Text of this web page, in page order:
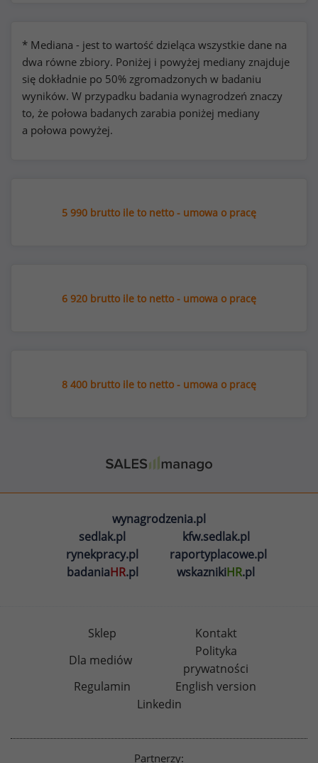
* Mediana - jest to wartość dzieląca wszystkie dane na
dwa równe zbiory. Poniżej i powyżej mediany znajduje
się dokładnie po 50% zgromadzonych w badaniu
wyników. W przypadku badania wynagrodzeń znaczy
to, że połowa badanych zarabia poniżej mediany
a połowa powyżej.
5 990 brutto ile to netto - umowa o pracę
6 920 brutto ile to netto - umowa o pracę
8 400 brutto ile to netto - umowa o pracę
wynagrodzenia.pl
sedlak.pl
kfw.sedlak.pl
rynekpracy.pl
raportyplacowe.pl
badaniaHR.pl wskaznikiHR.pl
Sklep
Kontakt
Dla mediów
Polityka
prywatności
Regulamin
English version
Linkedin
Partnerzy: